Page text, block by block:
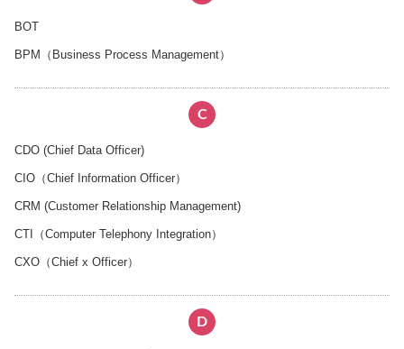
BOT
BPM（Business Process Management）
C
CDO (Chief Data Officer)
CIO（Chief Information Officer）
CRM (Customer Relationship Management)
CTI（Computer Telephony Integration）
CXO（Chief x Officer）
D